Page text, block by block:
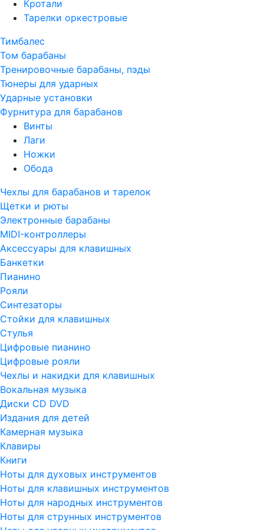
Кротали
Тарелки оркестровые
Тимбалес
Том барабаны
Тренировочные барабаны, пэды
Тюнеры для ударных
Ударные установки
Фурнитура для барабанов
Винты
Лаги
Ножки
Обода
Чехлы для барабанов и тарелок
Щетки и рюты
Электронные барабаны
MIDI-контроллеры
Аксессуары для клавишных
Банкетки
Пианино
Рояли
Синтезаторы
Стойки для клавишных
Стулья
Цифровые пианино
Цифровые рояли
Чехлы и накидки для клавишных
Вокальная музыка
Диски CD DVD
Издания для детей
Камерная музыка
Клавиры
Книги
Ноты для духовых инструментов
Ноты для клавишных инструментов
Ноты для народных инструментов
Ноты для струнных инструментов